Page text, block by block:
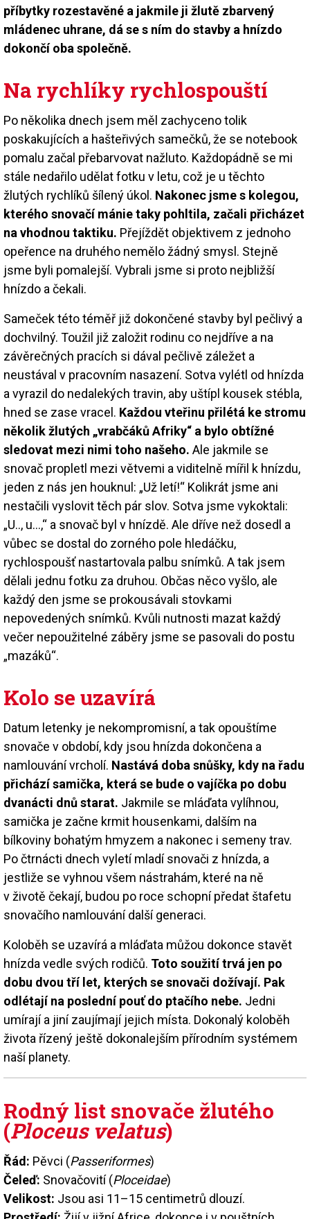
příbytky rozestavěné a jakmile ji žlutě zbarvený
mládenec uhrane, dá se s ním do stavby a hnízdo
dokončí oba společně.
Na rychlíky rychlospouští
Po několika dnech jsem měl zachyceno tolik
poskakujících a hašteřivých samečků, že se notebook
pomalu začal přebarvovat nažluto. Každopádně se mi
stále nedařilo udělat fotku v letu, což je u těchto
žlutých rychlíků šílený úkol. Nakonec jsme s kolegou,
kterého snovačí mánie taky pohltila, začali přicházet
na vhodnou taktiku. Přejíždět objektivem z jednoho
opeřence na druhého nemělo žádný smysl. Stejně
jsme byli pomalejší. Vybrali jsme si proto nejbližší
hnízdo a čekali.
Sameček této téměř již dokončené stavby byl pečlivý a
dochvilný. Toužil již založit rodinu co nejdříve a na
závěrečných pracích si dával pečlivě záležet a
neustával v pracovním nasazení. Sotva vylétl od hnízda
a vyrazil do nedalekých travin, aby uštípl kousek stébla,
hned se zase vracel. Každou vteřinu přilétá ke stromu
několik žlutých „vrabčáků Afriky“ a bylo obtížné
sledovat mezi nimi toho našeho. Ale jakmile se
snovač propletl mezi větvemi a viditelně mířil k hnízdu,
jeden z nás jen houknul: „Už letí!“ Kolikrát jsme ani
nestačili vyslovit těch pár slov. Sotva jsme vykoktali:
„U.., u…,“ a snovač byl v hnízdě. Ale dříve než dosedl a
vůbec se dostal do zorného pole hledáčku,
rychlospoušť nastartovala palbu snímků. A tak jsem
dělali jednu fotku za druhou. Občas něco vyšlo, ale
každý den jsme se prokousávali stovkami
nepovedených snímků. Kvůli nutnosti mazat každý
večer nepoužitelné záběry jsme se pasovali do postu
„mazáků“.
Kolo se uzavírá
Datum letenky je nekompromisní, a tak opouštíme
snovače v období, kdy jsou hnízda dokončena a
namlouvání vrcholí. Nastává doba snůšky, kdy na řadu
přichází samička, která se bude o vajíčka po dobu
dvanácti dnů starat. Jakmile se mláďata vylíhnou,
samička je začne krmit housenkami, dalším na
bílkoviny bohatým hmyzem a nakonec i semeny trav.
Po čtrnácti dnech vyletí mladí snovači z hnízda, a
jestliže se vyhnou všem nástrahám, které na ně
v životě čekají, budou po roce schopní předat štafetu
snovačího namlouvání další generaci.
Koloběh se uzavírá a mláďata můžou dokonce stavět
hnízda vedle svých rodičů. Toto soužití trvá jen po
dobu dvou tří let, kterých se snovači dožívají. Pak
odlétají na poslední pouť do ptačího nebe. Jedni
umírají a jiní zaujímají jejich místa. Dokonalý koloběh
života řízený ještě dokonalejším přírodním systémem
naší planety.
Rodný list snovače žlutého
(Ploceus velatus)
Řád: Pěvci (Passeriformes)
Čeleď: Snovačovití (Ploceidae)
Velikost: Jsou asi 11–15 centimetrů dlouzí.